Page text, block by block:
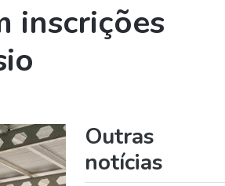
inscrições
Outras
notícias